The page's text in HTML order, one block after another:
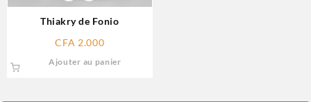
Thiakry de Fonio
CFA 2.000
Ajouter au panier